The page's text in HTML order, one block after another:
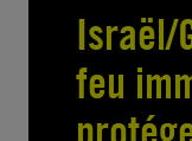
Israël/
feu